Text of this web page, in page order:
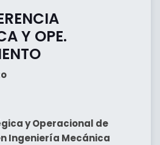
Y OPE.
y Operacional de
Ingeniería Mecánica